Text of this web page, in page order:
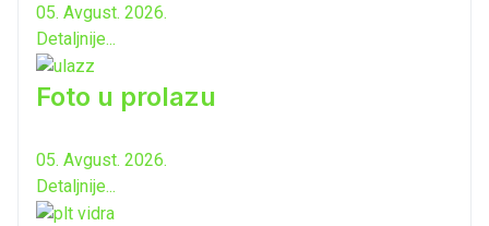
05. Avgust. 2026.
Detaljnije...
Foto u prolazu
05. Avgust. 2026.
Detaljnije...